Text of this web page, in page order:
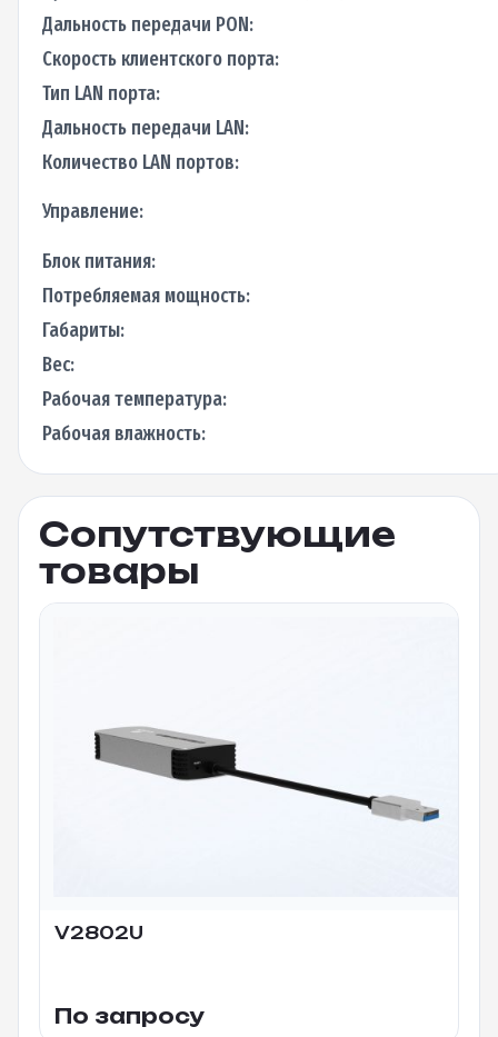
Дальность передачи PON:
Скорость клиентского порта:
Тип LAN порта:
Дальность передачи LAN:
Количество LAN портов:
Управление:
Блок питания:
Потребляемая мощность:
Габариты:
Вес:
Рабочая температура:
Рабочая влажность:
Сопутствующие
товары
V2802U
По запросу